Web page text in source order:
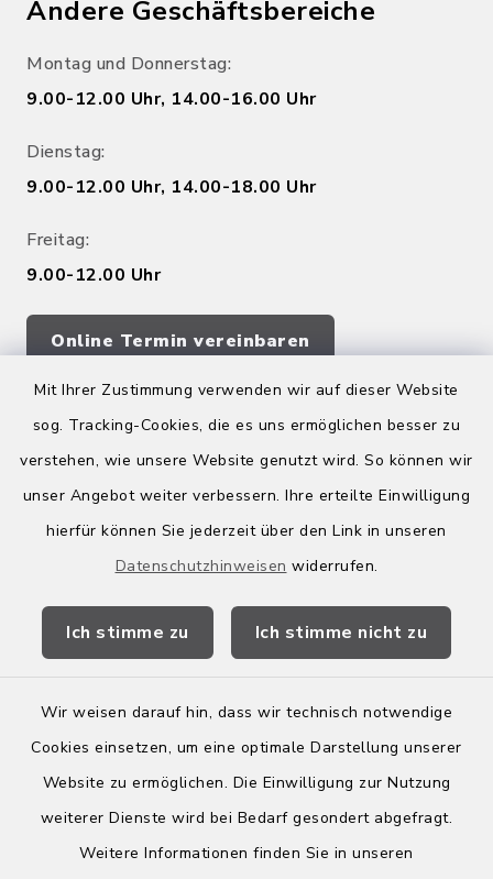
Mit Ihrer Zustimmung verwenden wir auf dieser Website
sog. Tracking-Cookies, die es uns ermöglichen besser zu
verstehen, wie unsere Website genutzt wird. So können wir
unser Angebot weiter verbessern. Ihre erteilte Einwilligung
hierfür können Sie jederzeit über den Link in unseren
Datenschutzhinweisen widerrufen.
Ich stimme zu Ich stimme nicht zu
Wir weisen darauf hin, dass wir technisch notwendige
Cookies einsetzen, um eine optimale Darstellung unserer
Website zu ermöglichen. Die Einwilligung zur Nutzung
weiterer Dienste wird bei Bedarf gesondert abgefragt.
Weitere Informationen finden Sie in unseren
Andere Geschäftsbereiche
Montag und Donnerstag:
9.00-12.00 Uhr, 14.00-16.00 Uhr
Dienstag:
9.00-12.00 Uhr, 14.00-18.00 Uhr
Freitag:
9.00-12.00 Uhr
Online Termin vereinbaren
Quicklinks
Kreis Bergstraße
Wirtschaftsregion Bergstraße
Kontakt
Leichte Sprache